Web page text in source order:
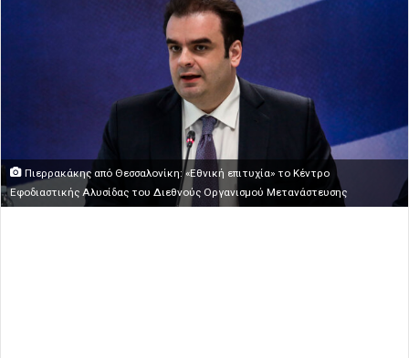
Πιερρακάκης από Θεσσαλονίκη: «Εθνική επιτυχία» το Κέντρο
Εφοδιαστικής Αλυσίδας του Διεθνούς Οργανισμού Μετανάστευσης